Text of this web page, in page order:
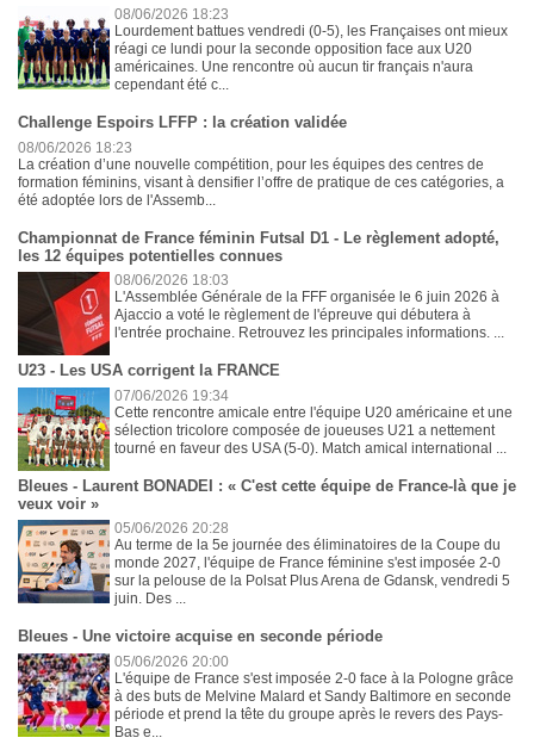
08/06/2026 18:23
Lourdement battues vendredi (0-5), les Françaises ont mieux
réagi ce lundi pour la seconde opposition face aux U20
américaines. Une rencontre où aucun tir français n'aura
cependant été c...
Challenge Espoirs LFFP : la création validée
08/06/2026 18:23
La création d’une nouvelle compétition, pour les équipes des centres de
formation féminins, visant à densifier l’offre de pratique de ces catégories, a
été adoptée lors de l'Assemb...
Championnat de France féminin Futsal D1 - Le règlement adopté,
les 12 équipes potentielles connues
08/06/2026 18:03
L'Assemblée Générale de la FFF organisée le 6 juin 2026 à
Ajaccio a voté le règlement de l'épreuve qui débutera à
l'entrée prochaine. Retrouvez les principales informations. ...
U23 - Les USA corrigent la FRANCE
07/06/2026 19:34
Cette rencontre amicale entre l'équipe U20 américaine et une
sélection tricolore composée de joueuses U21 a nettement
tourné en faveur des USA (5-0). Match amical international ...
Bleues - Laurent BONADEI : « C'est cette équipe de France-là que je
veux voir »
05/06/2026 20:28
Au terme de la 5e journée des éliminatoires de la Coupe du
monde 2027, l'équipe de France féminine s'est imposée 2-0
sur la pelouse de la Polsat Plus Arena de Gdansk, vendredi 5
juin. Des ...
Bleues - Une victoire acquise en seconde période
05/06/2026 20:00
L'équipe de France s'est imposée 2-0 face à la Pologne grâce
à des buts de Melvine Malard et Sandy Baltimore en seconde
période et prend la tête du groupe après le revers des Pays-
Bas e...